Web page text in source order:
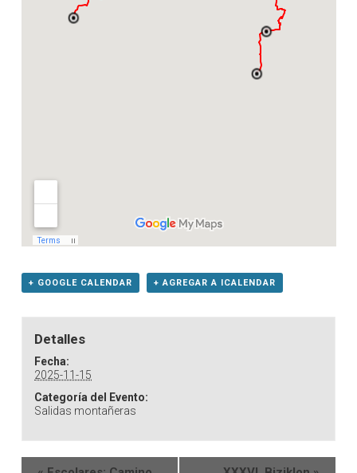
+ GOOGLE CALENDAR + AGREGAR A ICALENDAR
Detalles
Fecha:
2025-11-15
Categoría del Evento:
Salidas montañeras